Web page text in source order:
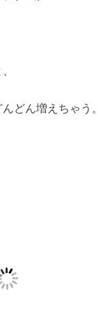
どん増えちゃう。